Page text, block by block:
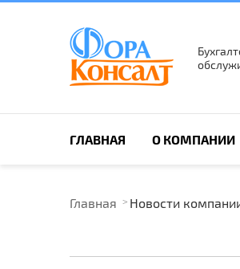
ГЛАВНАЯ О КОМПАНИИ
ПОИСК ПО САЙТУ
Главная Новости